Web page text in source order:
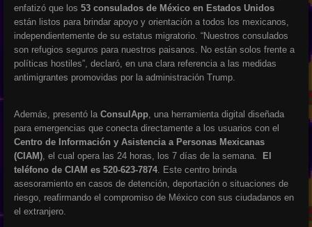
enfatizó que los 53 consulados de México en Estados Unidos
están listos para brindar apoyo y orientación a todos los mexicanos,
independientemente de su estatus migratorio. “Nuestros consulados
son refugios seguros para nuestros paisanos. No están solos frente a
políticas hostiles”, declaró, en una clara referencia a las medidas
antimigrantes promovidas por la administración Trump.
Además, presentó la ConsulApp , una herramienta digital diseñada
para emergencias que conecta directamente a los usuarios con el
Centro de Información y Asistencia a Personas Mexicanas
(CIAM) , el cual opera las 24 horas, los 7 días de la semana.
El
teléfono de CIAM es 520-623-7874 . Este centro brinda
asesoramiento en casos de detención, deportación o situaciones de
riesgo, reafirmando el compromiso de México con sus ciudadanos en
el extranjero.